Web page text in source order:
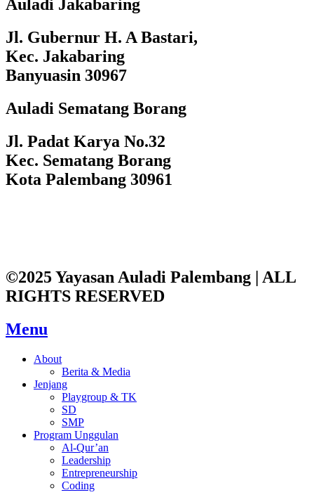
Auladi Jakabaring
Jl. Gubernur H. A Bastari,
Kec. Jakabaring
Banyuasin 30967
Auladi Sematang Borang
Jl. Padat Karya No.32
Kec. Sematang Borang
Kota Palembang 30961
©2025 Yayasan Auladi Palembang | ALL
RIGHTS RESERVED
Menu
About
Berita & Media
Jenjang
Playgroup & TK
SD
SMP
Program Unggulan
Al-Qur’an
Leadership
Entrepreneurship
Coding